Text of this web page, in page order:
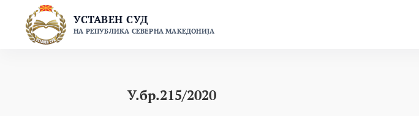
content
УСТАВЕН СУД
НА РЕПУБЛИКА СЕВЕРНА МАКЕДОНИЈА
У.бр.215/2020